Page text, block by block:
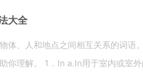
大全
体、人和地点之间相互关系的词语
你理解。 1．In a.In用于室内或室